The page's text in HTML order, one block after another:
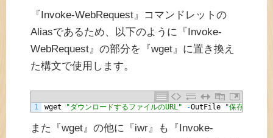
『Invoke-WebRequest』コマンドレットの
Aliasであるため、以下のように『Invoke-
WebRequest』の部分を『wget』に置き換え
た構文で使用します。
1 wget "ダウンロードするファイルのURL" -OutFile "保存先ファ
また『wget』の他に『iwr』も『Invoke-